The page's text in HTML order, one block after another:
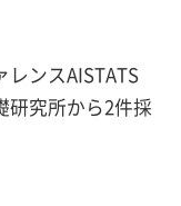
ンスAISTATS
研究所から2件採